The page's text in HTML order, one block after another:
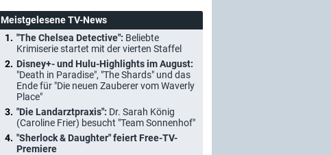
Meistgelesene TV-News
"The Chelsea Detective": Beliebte
Krimiserie startet mit der vierten Staffel
Disney+- und Hulu-Highlights im August:
"Death in Paradise", "The Shards" und das
Ende für "Die neuen Zauberer vom Waverly
Place"
"Die Landarztpraxis": Dr. Sarah König
(Caroline Frier) besucht "Team Sonnenhof"
"Sherlock & Daughter" feiert Free-TV-
Premiere